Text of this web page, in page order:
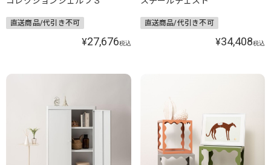
直送商品/代引き不可
¥27,676税込
直送商品/代引き不可
¥34,408税込